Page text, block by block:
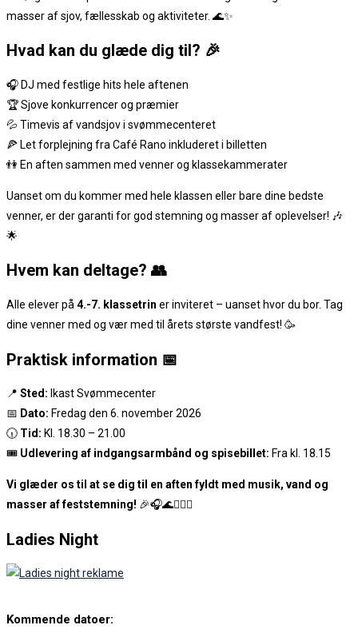
masser af sjov, fællesskab og aktiviteter. 🌊✨
Hvad kan du glæde dig til? 🎉
🎧 DJ med festlige hits hele aftenen
🏆 Sjove konkurrencer og præmier
💦 Timevis af vandsjov i svømmecenteret
🍕 Let forplejning fra Café Rano inkluderet i billetten
👫 En aften sammen med venner og klassekammerater
Uanset om du kommer med hele klassen eller bare dine bedste
venner, er der garanti for god stemning og masser af oplevelser! 🎶
🌟
Hvem kan deltage? 👥
Alle elever på 4.-7. klassetrin er inviteret – uanset hvor du bor. Tag
dine venner med og vær med til årets største vandfest! 🥳
Praktisk information 📅
📍 Sted: Ikast Svømmecenter
📅 Dato: Fredag den 6. november 2026
🕡 Tid: Kl. 18.30 – 21.00
🎟️ Udlevering af indgangsarmbånd og spisebillet: Fra kl. 18.15
Vi glæder os til at se dig til en aften fyldt med musik, vand og
masser af feststemning! 🎉🎧🌊🤽‍♀️✨
Ladies Night
Kommende datoer: